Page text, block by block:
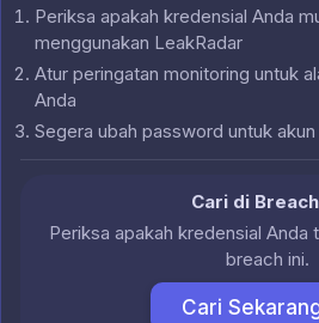
Periksa apakah kredensial Anda
menggunakan LeakRadar
Atur peringatan monitoring untuk
Anda
Segera ubah password untuk
Cari di
Periksa apakah kredensial
breach ini.
Cari